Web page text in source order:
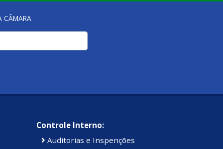
CÂMARA
Controle Interno:
Auditorias e Inspenções